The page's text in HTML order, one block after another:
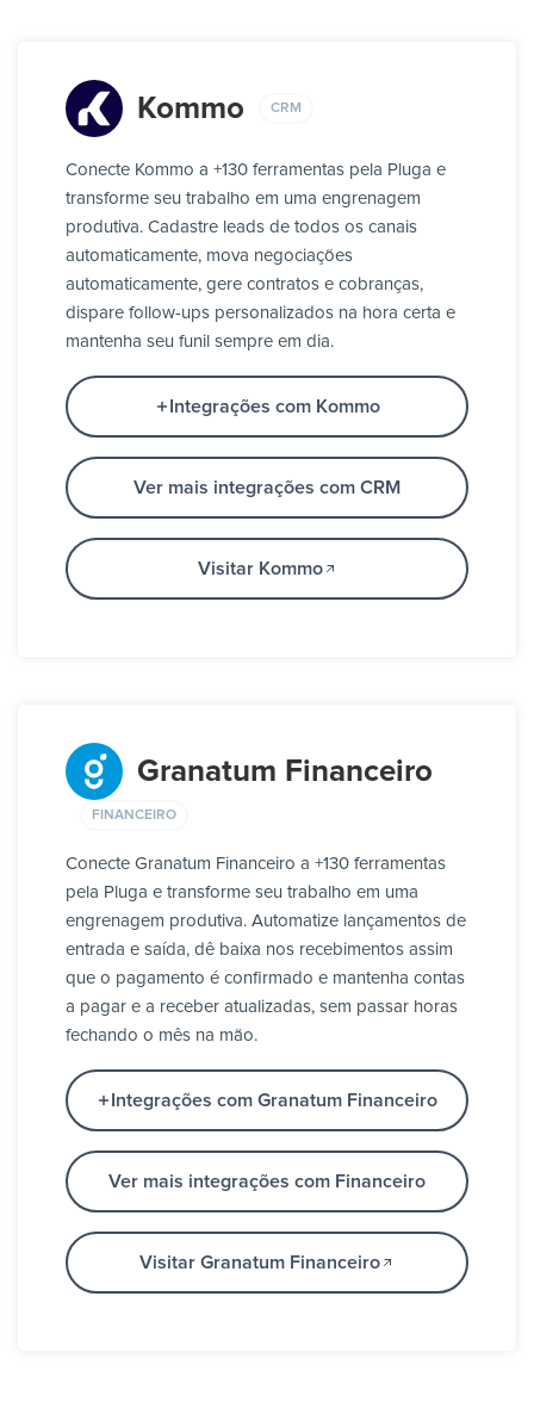
Kommo CRM
Conecte Kommo a +130 ferramentas pela Pluga e
transforme seu trabalho em uma engrenagem
produtiva. Cadastre leads de todos os canais
automaticamente, mova negociações
automaticamente, gere contratos e cobranças,
dispare follow-ups personalizados na hora certa e
mantenha seu funil sempre em dia.
Integrações com Kommo
Ver mais integrações com CRM
Visitar Kommo
Granatum Financeiro
FINANCEIRO
Conecte Granatum Financeiro a +130 ferramentas
pela Pluga e transforme seu trabalho em uma
engrenagem produtiva. Automatize lançamentos de
entrada e saída, dê baixa nos recebimentos assim
que o pagamento é confirmado e mantenha contas
a pagar e a receber atualizadas, sem passar horas
fechando o mês na mão.
Integrações com Granatum Financeiro
Ver mais integrações com Financeiro
Visitar Granatum Financeiro